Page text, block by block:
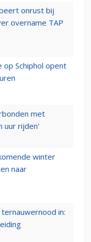
onrust bij
overname TAP
op Schiphol opent
met
uur rijden'
winter
naar
in: